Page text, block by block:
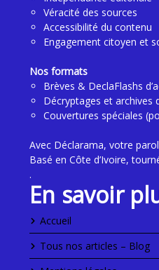
Véracité des sources
Accessibilité du contenu
Engagement citoyen et
Nos formats
Brèves & DeclaFlashs
Décryptages et archives
Couvertures spéciales
Avec Déclarama, votre
Basé en Côte d’Ivoire,
.
En savoir
Accueil
Tous nos articles – Blog